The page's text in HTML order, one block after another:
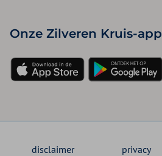
Onze Zilveren Kruis-app
disclaimer privacy